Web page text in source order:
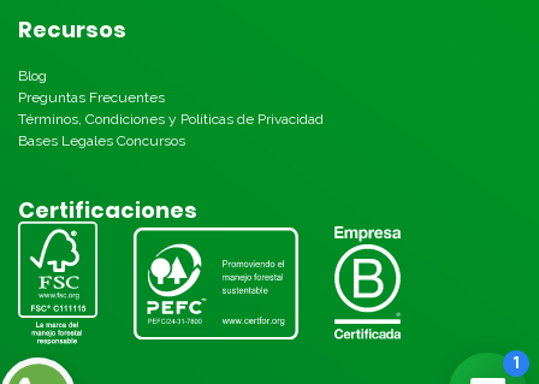
Recursos
Blog
Preguntas Frecuentes
Términos, Condiciones y Políticas de Privacidad
Bases Legales Concursos
Certificaciones